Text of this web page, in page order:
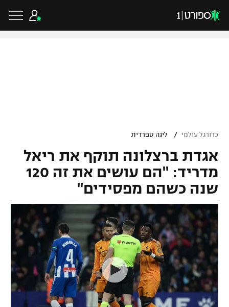
VOD
רץ ברשת
גביע הטוטו
ליגיונרים
גביע המדינה
נבחרת ישראל
מכבי חיפה
בית"ר ירושלים
ליגת האלופות
ליגה אירופית
ליגה אנגלית
ליגה גרמנית
ליגה ספרדית
ליגה איטלקית
ליגה צרפתית
כדורסל ישראלי
ליגת ווינר סל
ליגה לאומית
כדורסל נשים
מכבי תל אביב
הפועל חולון
כדורסל עולמי
NBA
יורוליג
יורוקאפ
ענפים נוספים
טניס
כדוריד
כדורגל עולמי / ליגה ספרדית
אגדת ברצלונה תוקף את ריאל
מדריד: "הם עושים את זה 120
שנה כשהם מפסידים"